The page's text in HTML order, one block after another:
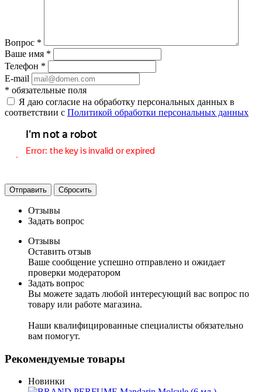
Вопрос *
Ваше имя *
Телефон *
E-mail
* обязательные поля
Я даю согласие на обработку персональных данных в
соответствии с Политикой обработки персональных данных
Отправить Сбросить
Отзывы
Задать вопрос
Отзывы
Оставить отзыв
Ваше сообщение успешно отправлено и ожидает
проверки модератором
Задать вопрос
Вы можете задать любой интересующий вас вопрос по
товару или работе магазина.
Наши квалифицированные специалисты обязательно
вам помогут.
Рекомендуемые товары
Новинки